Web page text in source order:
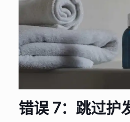
错误 7：跳过护